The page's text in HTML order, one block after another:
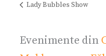
Lady Bubbles Show
Evenimente din